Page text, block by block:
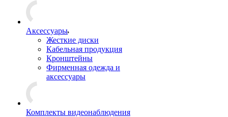
Аксессуары
Жесткие диски
Кабельная продукция
Кронштейны
Фирменная одежда и
аксессуары
Комплекты видеонаблюдения